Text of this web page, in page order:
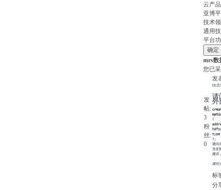
云产品
亚博
技术
通用
平台
mrs数
您已
发
帖:
3
粉
丝:
0
发
[生态
请
外
(
);
请问
当全
随后
请问
标
分